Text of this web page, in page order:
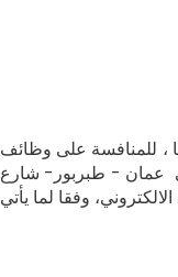
، للمنافسة على وظائف
في عمان - طبربور- شارع